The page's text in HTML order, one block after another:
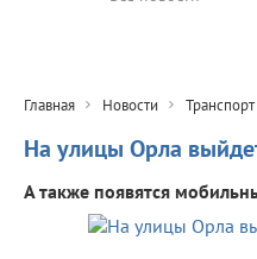
Главная Новости Транспорт
На улицы Орла
А также появятся